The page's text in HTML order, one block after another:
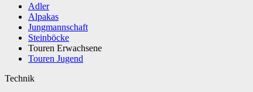
Adler
Alpakas
Jungmannschaft
Steinböcke
Touren Erwachsene
Touren Jugend
Technik